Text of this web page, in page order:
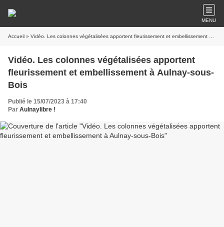
MENU
Accueil » Vidéo. Les colonnes végétalisées apportent fleurissement et embellissement à Aulnay-sous-Bois
Vidéo. Les colonnes végétalisées apportent
fleurissement et embellissement à Aulnay-sous-
Bois
Publié le 15/07/2023 à 17:40
Par Aulnaylibre !